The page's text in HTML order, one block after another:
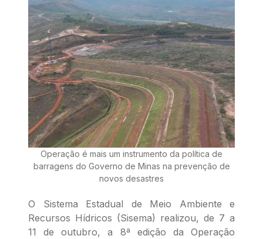
Operação é mais um instrumento da política de
barragens do Governo de Minas na prevenção de
novos desastres
O Sistema Estadual de Meio Ambiente e
Recursos Hídricos (Sisema) realizou, de 7 a
11 de outubro, a 8ª edição da Operação